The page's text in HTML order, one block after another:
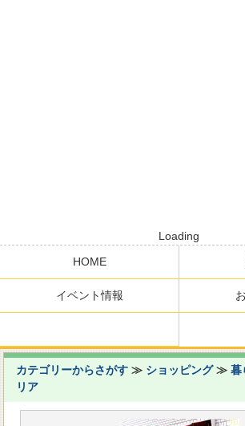
Loading
HOME
イベント情報
カテゴリーからさがす ≫ ショッピング≫暮
リア